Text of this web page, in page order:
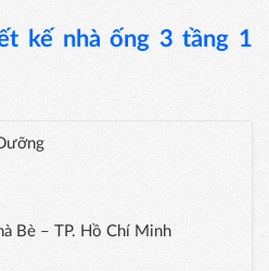
kế nhà ống 3 tầng 1
Bè – TP. Hồ Chí Minh